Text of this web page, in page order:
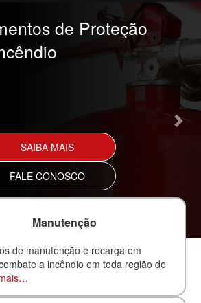
de Proteção
SAIBA MAIS
FALE CONOSCO
Manutenção
de manutenção e recarga em
a incêndio em toda região de